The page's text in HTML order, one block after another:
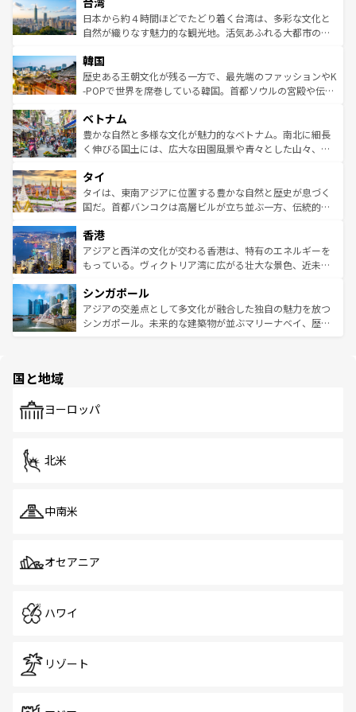
情報はコンテンツ一覧を参照してほしい。
人々、おいしいローカルフードやハワイアンミュージッ
ク、伝統的なフラダンスなど、すべてがハワイの魅力を彩
ワイを、存分に味わってほしい。 なお、新着のハワイ情報
はコンテンツ一覧を参照してほしい。
リアリーフや大陸中央部にそびえるウルル（エアーズロッ
ク）、タスマニアの美しい原生林やケアンズの熱帯雨林な
ど、見どころがたくさん。また、カフェやワイン、オージ
いる。アクティビティも充実しており、サーフィンやダイ
ビング、ハイキングなど、アウトドア好きにはたまらな
い。オーストラリアの多彩な魅力を存分に味わいつくそ
参照してほしい。
日本から約４時間ほどでたどり着く台湾は、多彩な文化と
自然が織りなす魅力的な観光地。活気あふれる大都市の台
ン）、静ひつな山岳地帯である台湾東部など、都市の喧騒
と山間の静けさが共存しており、訪れる人に新しい発見と
驚きをもたらしてくれる。また、奥深い台湾の食文化も魅
容にもいいと評判のスイーツなど、バラエティ豊かな料理
が味わえる。 なお、新着の台湾情報は コンテンツ一覧を参
照してほしい。
韓国
歴史ある王朝文化が残る一方で、最先端のファッションやK
-POPで世界を席巻している韓国。首都ソウルの宮殿や伝統
き、地方に足を延ばせば四季折々の自然美を楽しむことが
できる。そして、キムチや焼肉、絶品のストリートフード
まで、さまざまな韓国料理が待っている。夜には、韓国な
リティに包まれながら、韓国の多彩な魅力を心ゆくまで味
わってみてほしい。 なお、新着の韓国情報はコンテンツ一
覧を参照してほしい。
ベトナム
豊かな自然と多様な文化が魅力的なベトナム。南北に細長
く伸びる国土には、広大な田園風景や青々とした山々、世
急速な発展と共に伝統が息づく。ハノイの古い町並みやホ
ーチミン市のフランス統治時代の建物も、独特の雰囲気を
醸し出している。また、バラエティの豊かさとおいしさで
とつ。フォーやバインミー、ベトナムコーヒーなどは、ぜ
ひ現地で味わいたい。どの地域を訪れてもあたたかい人々
が旅行者を迎えてくれるので、きっと忘れられない旅にな
参照してほしい。
タイ
タイは、東南アジアに位置する豊かな自然と歴史が息づく
国だ。首都バンコクは高層ビルが立ち並ぶ一方、伝統的な
の活気が交差している。北部ではチェンマイなどの山岳地
帯で自然と触れ合い、南部ではプーケットやクラビの美し
いビーチでリゾート気分を楽しむことができる。タイ料理
激する。気候は一年中温暖で、どの季節にも異なる楽しみ
が待っている。親しみやすいタイの人々、仏教を中心とし
た文化、そして多様な観光資源が、訪れる旅人を魅了し続
香港
アジアと西洋の文化が交わる香港は、特有のエネルギーを
もっている。ヴィクトリア湾に広がる壮大な景色、近未来
み、どこを訪れても感動するはず。観光スポットが密集し
ており、効率よく見どころを回れるのも魅力。息をのむよ
うな絶景から文化的な体験まで、香港を存分に楽しみ尽く
シンガポール
アジアの交差点として多文化が融合した独自の魅力を放つ
シンガポール。未来的な建築物が並ぶマリーナベイ、歴史
で、ホーカーズは地元の風情を楽しめる外せないスポット
国と地域
ヨーロッパ
北米
中南米
オセアニア
ハワイ
リゾート